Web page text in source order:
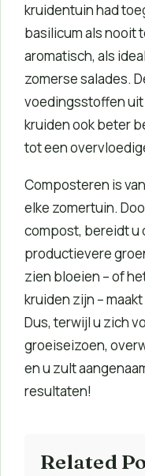
kruidentuin had
basilicum als nooit
aromatisch, als
zomerse salades.
voedingsstoffen uit
kruiden ook beter
tot een
Composteren is
elke zomertuin.
compost, bereidt u
productievere
zien bloeien – of
kruiden zijn –
Dus, terwijl u zich
groeiseizoen,
en u zult
resultaten!
Related